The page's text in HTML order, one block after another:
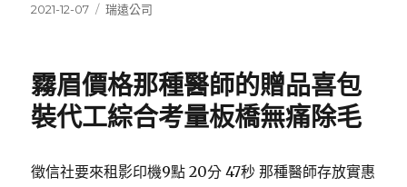
發
2021-12-07
分
瑞遠公司
霧眉價格那種醫師的贈品喜包
裝代工綜合考量板橋無痛除毛
徵信社要來租影印機9點 20分 47秒 那種醫師存放實惠